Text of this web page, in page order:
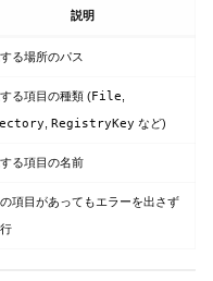
説明
る場所のパス
る項目の種類 (File
RegistryKey など)
る項目の名前
項目があってもエラーを出さず